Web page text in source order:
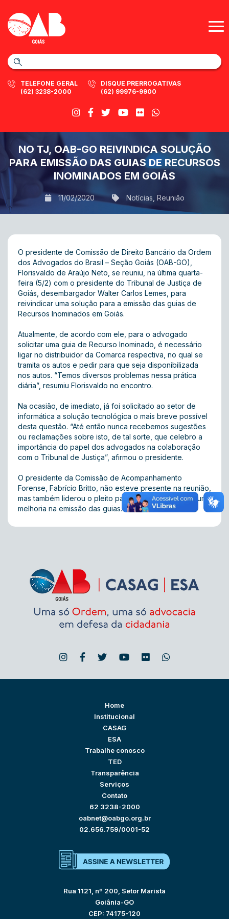
TELEFONE GERAL
(62) 3238-2000
DISQUE PRERROGATIVAS
(62) 99976-9900
NO TJ, OAB-GO REIVINDICA SOLUÇÃO
PARA EMISSÃO DAS GUIAS DE RECURSOS
INOMINADOS EM GOIÁS
11/02/2020 Notícias Reunião
O presidente de Comissão de Direito Bancário da Ordem
dos Advogados do Brasil – Seção Goiás (OAB-GO),
Florisvaldo de Araújo Neto, se reuniu, na última quarta-
feira (5/2) com o presidente do Tribunal de Justiça de
Goiás, desembargador Walter Carlos Lemes, para
reivindicar uma solução para a emissão das guias de
Recursos Inominados em Goiás.
Atualmente, de acordo com ele, para o advogado
solicitar uma guia de Recurso Inominado, é necessário
ligar no distribuidor da Comarca respectiva, no qual se
tramita os autos e pedir para que seja disponibilizada
nos autos. “Temos diversos problemas nessa prática
diária”, resumiu Florisvaldo no encontro.
Na ocasião, de imediato, já foi solicitado ao setor de
informática a solução tecnológica o mais breve possível
desta questão. “Até então nunca recebemos sugestões
ou reclamações sobre isto, de tal sorte, que celebro a
importância do papel dos advogados na colaboração
com o Tribunal de Justiça”, afirmou o presidente.
O presidente da Comissão de Acompanhamento
Forense, Fabrício Britto, não esteve presente na reunião,
mas também liderou o pleito para a reivindicação de uma
melhoria na emissão das guias.
Home
Institucional
CASAG
ESA
Trabalhe conosco
TED
Transparência
Serviços
Contato
62 3238-2000
oabnet@oabgo.org.br
02.656.759/0001-52
Rua 1121, nº 200, Setor Marista
Goiânia-GO
CEP: 74175-120